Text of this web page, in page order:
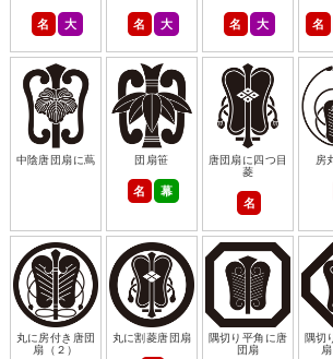
名 大 名 大 名 大 名
中陰唐団扇に蔦 団扇笹
名 幕
唐団扇に四つ目
菱
名
房
丸に房付き唐団
扇（２）
丸に割菱唐団扇
隅切り平角に唐
団扇
隅切